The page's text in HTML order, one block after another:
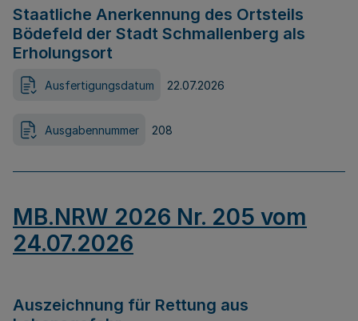
Staatliche Anerkennung des Ortsteils
Bödefeld der Stadt Schmallenberg als
Erholungsort
Ausfertigungsdatum 22.07.2026
Ausgabennummer 208
MB.NRW 2026 Nr. 205 vom
24.07.2026
Auszeichnung für Rettung aus